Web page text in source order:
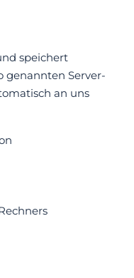
speichert
genannten Server-
an uns